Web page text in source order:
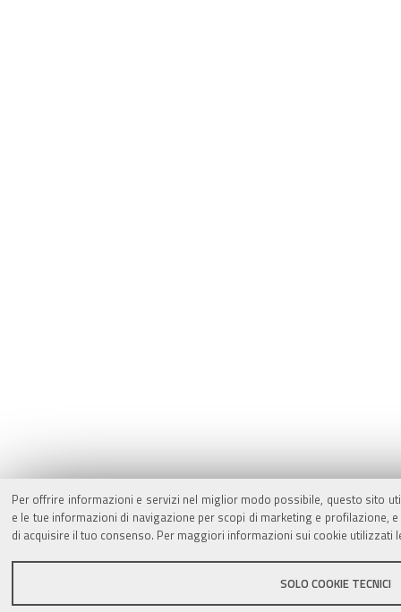
Per offrire informazioni e servizi nel miglior modo possibile, questo sito
e le tue informazioni di navigazione per scopi di marketing e
di acquisire il tuo consenso. Per maggiori informazioni sui cookie utilizzati
SOLO COOKIE TECNICI